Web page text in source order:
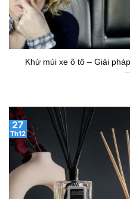
Khử mùi xe ô tô – Giải
27
Th12